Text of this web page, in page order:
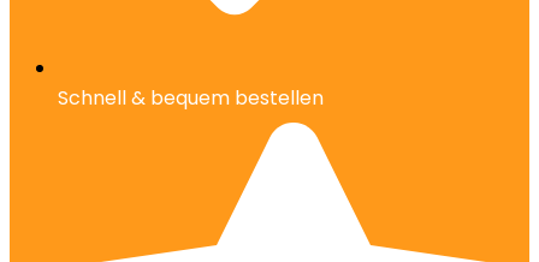
Schnell & bequem bestellen